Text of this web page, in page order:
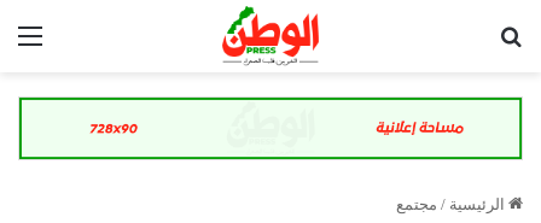
الرئيسية / مجتمع